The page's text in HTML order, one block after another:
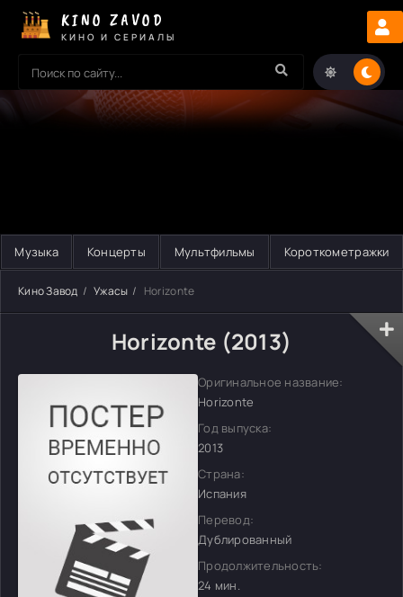
KINO ZAVOD
КИНО И СЕРИАЛЫ
Музыка Концерты Мультфильмы Короткометражки
Кино Завод Ужасы Horizonte
Horizonte (2013)
Оригинальное название:
Horizonte
Год выпуска:
2013
Страна:
Испания
Перевод:
Дублированный
Продолжительность:
24 мин.